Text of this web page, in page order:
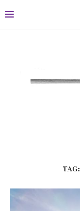
TAG: